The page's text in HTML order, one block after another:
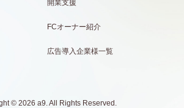
開業支援
FCオーナー紹介
広告導入企業様一覧
© 2026 a9. All Rights Reserved.